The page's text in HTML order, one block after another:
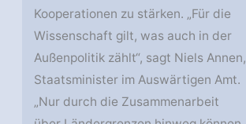
Kooperationen zu stärken. „Für die
Wissenschaft gilt, was auch in der
Außenpolitik zählt“, sagt Niels Annen,
Staatsminister im Auswärtigen Amt.
„Nur durch die Zusammenarbeit